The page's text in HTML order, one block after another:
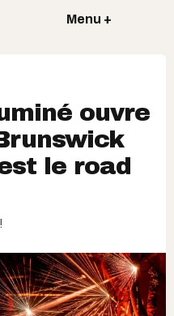
Menu +
ouvre
le road